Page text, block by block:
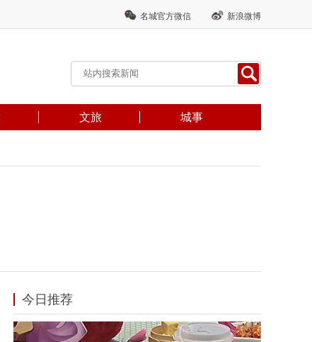
名城官方微信 新浪微博
文旅 城事
今日推荐